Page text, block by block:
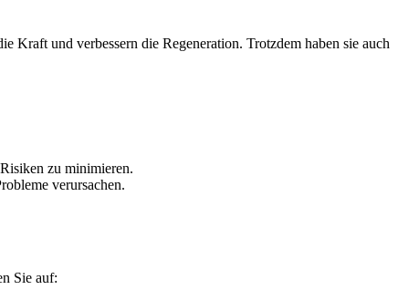
Kraft und verbessern die Regeneration. Trotzdem haben sie auch
zu minimieren.
verursachen.
Sie auf: